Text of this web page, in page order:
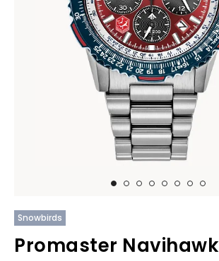
Snowbirds
Promaster Navihawk